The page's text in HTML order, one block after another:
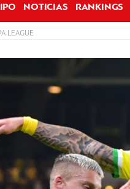
NOTICIAS RANKINGS
LEAGUE